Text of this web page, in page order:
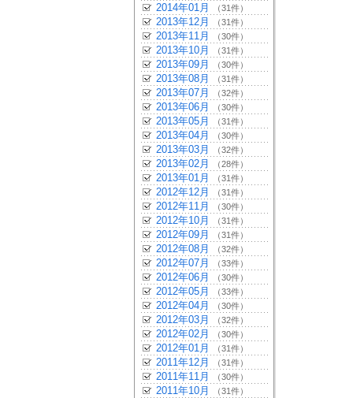
2014年01月 （31件）
2013年12月 （31件）
2013年11月 （30件）
2013年10月 （31件）
2013年09月 （30件）
2013年08月 （31件）
2013年07月 （32件）
2013年06月 （30件）
2013年05月 （31件）
2013年04月 （30件）
2013年03月 （32件）
2013年02月 （28件）
2013年01月 （31件）
2012年12月 （31件）
2012年11月 （30件）
2012年10月 （31件）
2012年09月 （31件）
2012年08月 （32件）
2012年07月 （33件）
2012年06月 （30件）
2012年05月 （33件）
2012年04月 （30件）
2012年03月 （32件）
2012年02月 （30件）
2012年01月 （31件）
2011年12月 （31件）
2011年11月 （30件）
2011年10月 （31件）